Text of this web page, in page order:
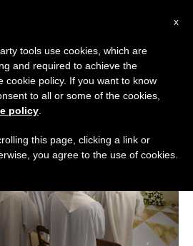
باباوات,
x
tools use cookies, which are
and required to achieve the
cookie policy. If you want to know
to all or some of the cookies,
policy
this page, clicking a link or
you agree to the use of cookies.